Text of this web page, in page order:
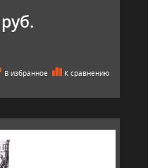
В избранное К сравнению